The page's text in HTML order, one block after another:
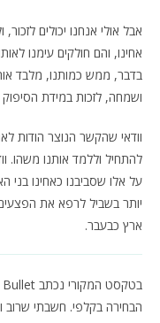
אבל אולי אנחנו יכולים
אחינו, והם חולקים עימנו
בדבר, ממש כמותנו, מלבד
ושמחה, לזכות במידת
וודאי שהקשר הנוצר הודות
להתחיל וללמד אותנו משהו.
על אלו שסביבנו כאחינו בני
יותר בשביל לרפא את
ארץ כבעבר.
בטקסט המקורי נכתב Bullet
הבחירה בקלפי. חשבתי